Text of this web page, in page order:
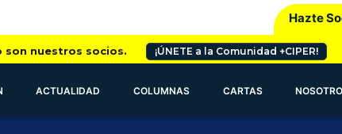
Hazte
son nuestros socios. ¡ÚNETE a la Comunidad +CIPER!
ACTUALIDAD COLUMNAS CARTAS